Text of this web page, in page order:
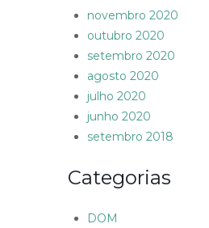
novembro 2020
outubro 2020
setembro 2020
agosto 2020
julho 2020
junho 2020
setembro 2018
Categorias
DOM